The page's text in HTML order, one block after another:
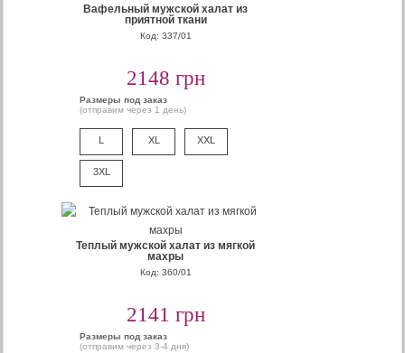
Вафельный мужской халат из
приятной ткани
Код: 337/01
2148 грн
Размеры под заказ
(отправим через 1 день)
L XL XXL
3XL
Теплый мужской халат из мягкой
махры
Код: 360/01
2141 грн
Размеры под заказ
(отправим через 3-4 дня)